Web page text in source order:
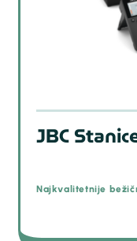
JBC
Najkvalitetnije